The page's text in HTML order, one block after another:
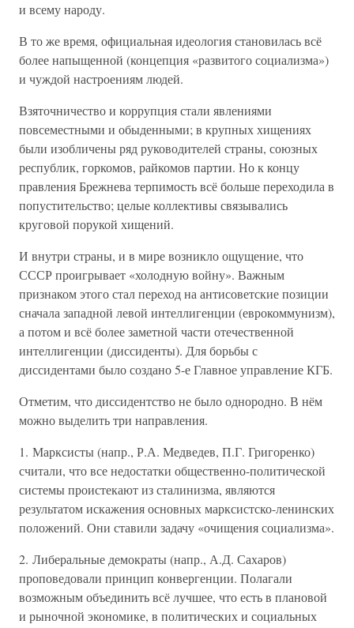
и всему народу.
В то же время, официальная идеология становилась всё
более напыщенной (концепция «развитого социализма»)
и чуждой настроениям людей.
Взяточничество и коррупция стали явлениями
повсеместными и обыденными; в крупных хищениях
были изобличены ряд руководителей страны, союзных
республик, горкомов, райкомов партии. Но к концу
правления Брежнева терпимость всё больше переходила в
попустительство; целые коллективы связывались
круговой порукой хищений.
И внутри страны, и в мире возникло ощущение, что
СССР проигрывает «холодную войну». Важным
признаком этого стал переход на антисоветские позиции
сначала западной левой интеллигенции (еврокоммунизм),
а потом и всё более заметной части отечественной
интеллигенции (диссиденты). Для борьбы с
диссидентами было создано 5-е Главное управление КГБ.
Отметим, что диссидентство не было однородно. В нём
можно выделить три направления.
1. Марксисты (напр., Р.А. Медведев, П.Г. Григоренко)
считали, что все недостатки общественно-политической
системы проистекают из сталинизма, являются
результатом искажения основных марксистско-ленинских
положений. Они ставили задачу «очищения социализма».
2. Либеральные демократы (напр., А.Д. Сахаров)
проповедовали принцип конвергенции. Полагали
возможным объединить всё лучшее, что есть в плановой
и рыночной экономике, в политических и социальных